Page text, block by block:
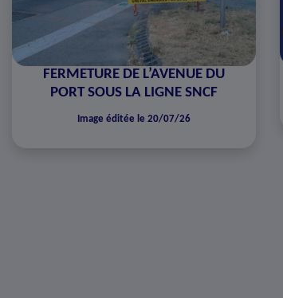
FERMETURE DE L’AVENUE DU
PORT SOUS LA LIGNE SNCF
Image éditée le 20/07/26